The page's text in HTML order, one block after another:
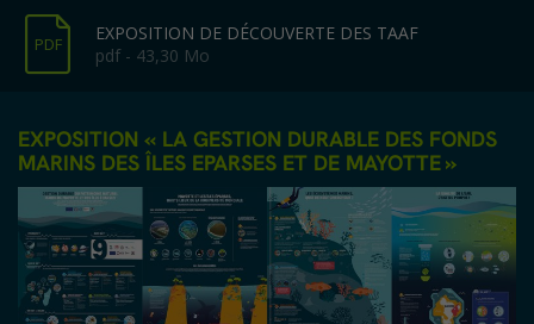
PDF
EXPOSITION DE DÉCOUVERTE DES TAAF
pdf - 43,30 Mo
EXPOSITION « LA GESTION DURABLE DES FONDS
MARINS DES ÎLES EPARSES ET DE MAYOTTE »